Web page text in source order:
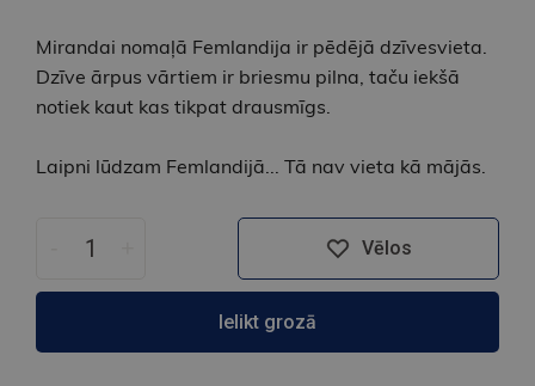
Mirandai nomaļā Femlandija ir pēdējā dzīvesvieta.
Dzīve ārpus vārtiem ir briesmu pilna, taču iekšā
notiek kaut kas tikpat drausmīgs.
Laipni lūdzam Femlandijā... Tā nav vieta kā mājās.
Vēlos
Ielikt grozā